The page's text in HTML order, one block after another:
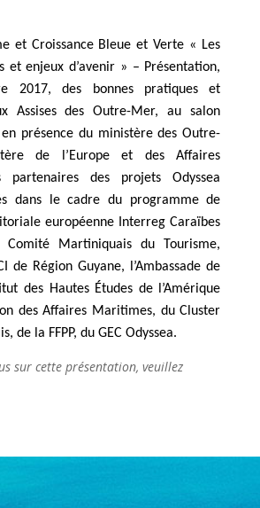
et Croissance Bleue et Verte « Les
et enjeux d’avenir » – Présentation,
2017, des bonnes pratiques et
Assises des Outre-Mer, au salon
présence du ministère des Outre-
de l’Europe et des Affaires
partenaires des projets Odyssea
dans le cadre du programme de
européenne Interreg Caraïbes
Martiniquais du Tourisme,
de Région Guyane, l’Ambassade de
des Hautes Études de l’Amérique
des Affaires Maritimes, du Cluster
de la FFPP, du GEC Odyssea.
sur cette présentation, veuillez